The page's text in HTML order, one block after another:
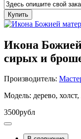
Купить
Икона
сирых и
Производитель:
Модель: дерево, холст,
3500рубл